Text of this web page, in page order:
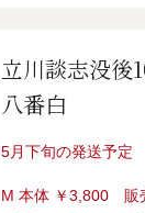
立川談志没後
八番白
5月下旬の発送予定
M 本体 ￥3,800 販